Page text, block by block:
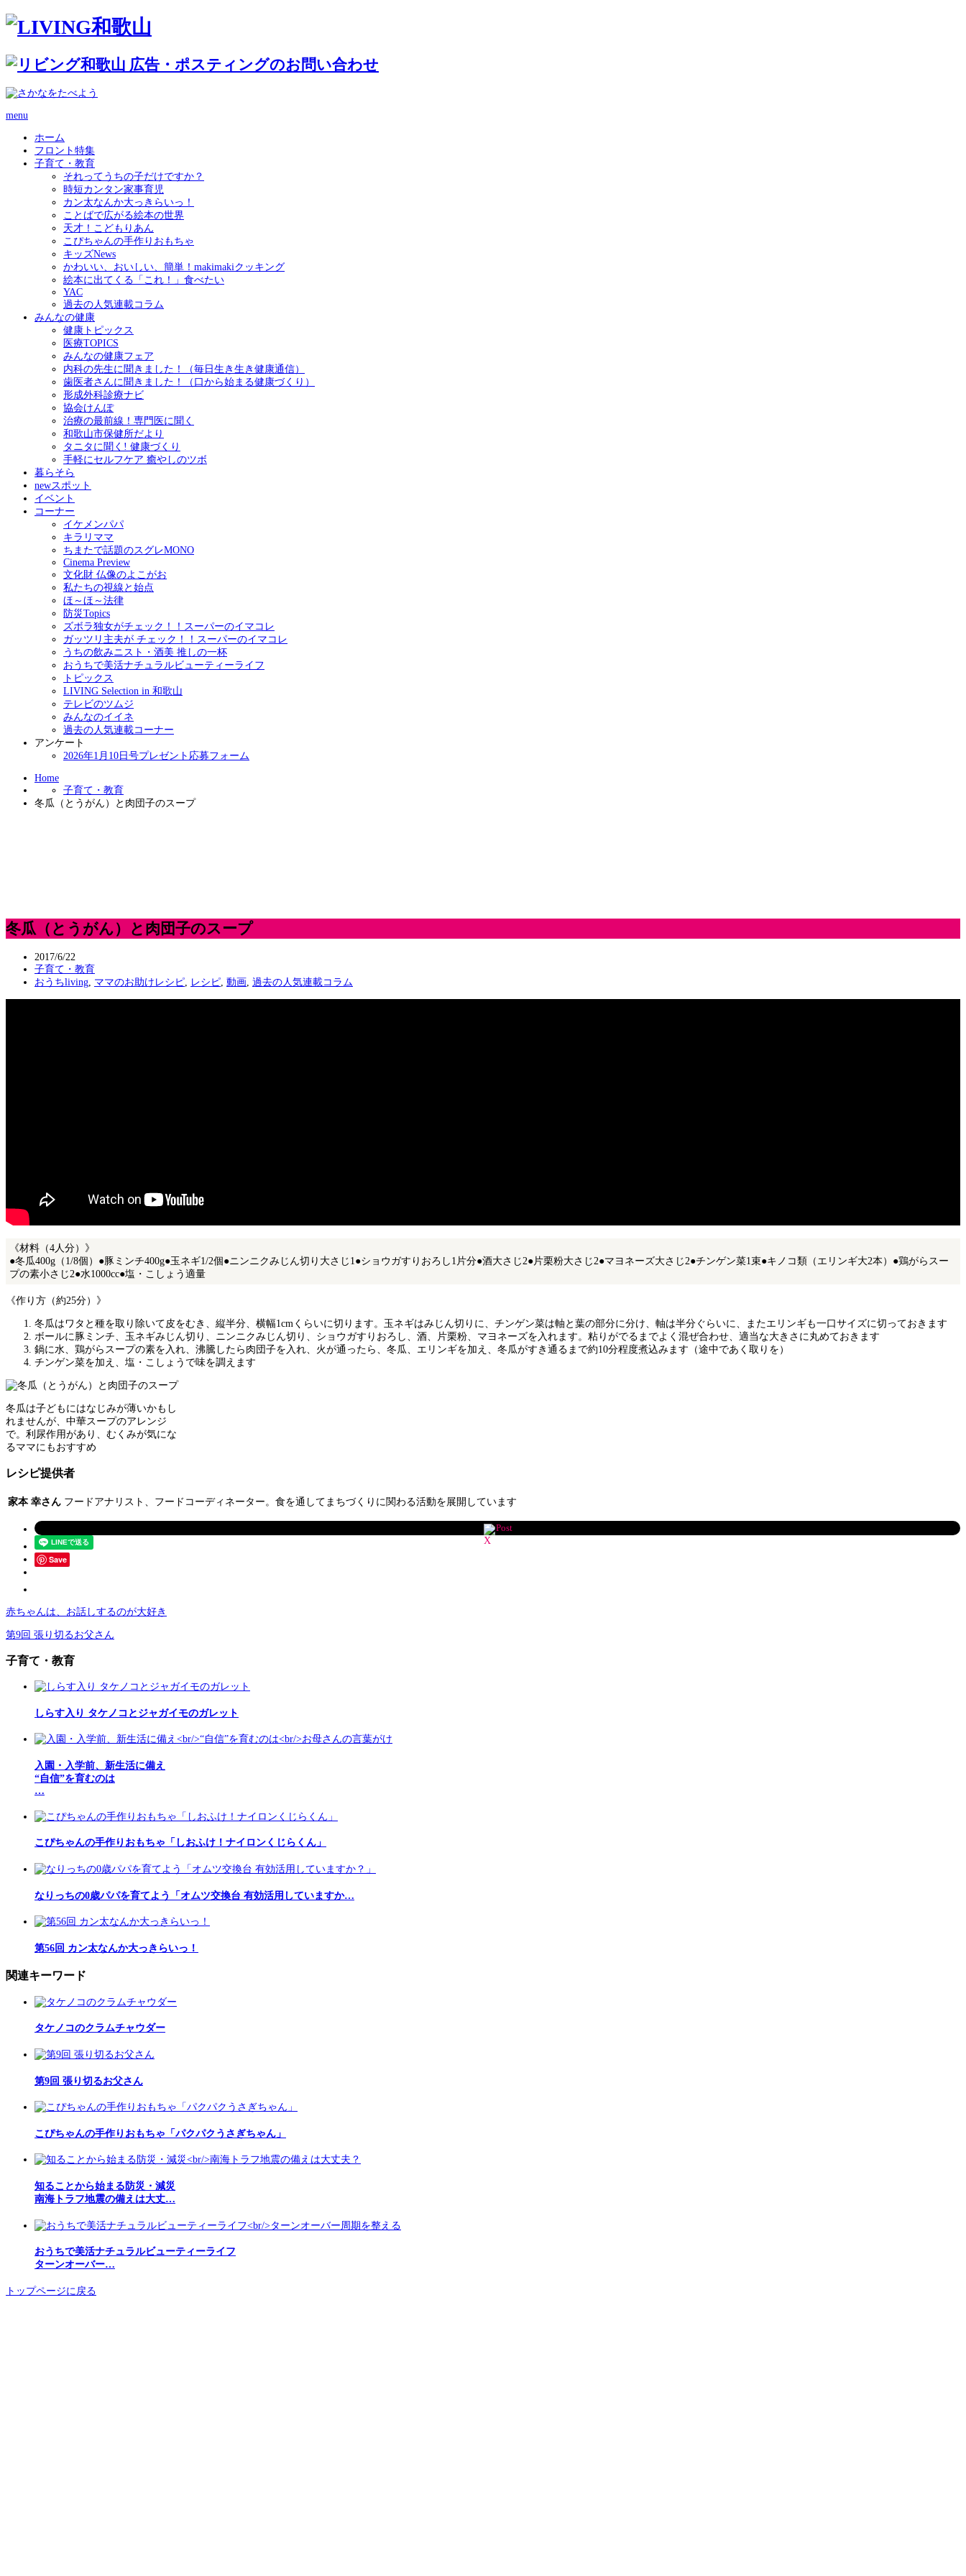
menu
ホーム
フロント特集
子育て・教育
それってうちの子だけですか？
時短カンタン家事育児
カン太なんか大っきらいっ！
ことばで広がる絵本の世界
天才！こどもりあん
こぴちゃんの手作りおもちゃ
キッズNews
かわいい、おいしい、簡単！makimakiクッキング
絵本に出てくる「これ！」食べたい
YAC
過去の人気連載コラム
みんなの健康
健康トピックス
医療TOPICS
みんなの健康フェア
内科の先生に聞きました！（毎日生き生き健康通信）
歯医者さんに聞きました！（口から始まる健康づくり）
形成外科診療ナビ
協会けんぽ
治療の最前線！専門医に聞く
和歌山市保健所だより
タニタに聞く! 健康づくり
手軽にセルフケア 癒やしのツボ
暮らそら
newスポット
イベント
コーナー
イケメンパパ
キラリママ
ちまたで話題のスグレMONO
Cinema Preview
文化財 仏像のよこがお
私たちの視線と始点
ほ～ほ～法律
防災Topics
ズボラ独女がチェック！！スーパーのイマコレ
ガッツリ主夫が チェック！！スーパーのイマコレ
うちの飲みニスト・酒美 推しの一杯
おうちで美活ナチュラルビューティーライフ
トピックス
LIVING Selection in 和歌山
テレビのツムジ
みんなのイイネ
過去の人気連載コーナー
アンケート
2026年1月10日号プレゼント応募フォーム
Home
子育て・教育
冬瓜（とうがん）と肉団子のスープ
冬瓜（とうがん）と肉団子のスープ
2017/6/22
子育て・教育
おうちliving ママのお助けレシピ レシピ 動画 過去の人気連載コラム
《材料（4人分）》
●冬瓜400g（1/8個）●豚ミンチ400g●玉ネギ1/2個●ニンニクみじん切り大さじ1●ショウガすりおろし1片分●酒大さじ2●片栗粉大さじ2●マヨネーズ大さじ2●チンゲン菜1束●キノコ類（エリンギ大2本）●鶏がらスー
プの素小さじ2●水1000cc●塩・こしょう適量
《作り方（約25分）》
冬瓜はワタと種を取り除いて皮をむき、縦半分、横幅1cmくらいに切ります。玉ネギはみじん切りに、チンゲン菜は軸と葉の部分に分け、軸は半分ぐらいに、またエリンギも一口サイズに切っておきます
ボールに豚ミンチ、玉ネギみじん切り、ニンニクみじん切り、ショウガすりおろし、酒、片栗粉、マヨネーズを入れます。粘りがでるまでよく混ぜ合わせ、適当な大きさに丸めておきます
鍋に水、鶏がらスープの素を入れ、沸騰したら肉団子を入れ、火が通ったら、冬瓜、エリンギを加え、冬瓜がすき通るまで約10分程度煮込みます（途中であく取りを）
チンゲン菜を加え、塩・こしょうで味を調えます
冬瓜は子どもにはなじみが薄いかもし
れませんが、中華スープのアレンジ
で。利尿作用があり、むくみが気にな
るママにもおすすめ
レシピ提供者
家本 幸さん フードアナリスト、フードコーディネーター。食を通してまちづくりに関わる活動を展開しています
Post
Save
赤ちゃんは、お話しするのが大好き
第9回 張り切るお父さん
子育て・教育
しらす入り タケノコとジャガイモのガレット
入園・入学前、新生活に備え
“自信”を育むのは
…
こぴちゃんの手作りおもちゃ「しおふけ！ナイロンくじらくん」
なりっちの0歳パパを育てよう「オムツ交換台 有効活用していますか…
第56回 カン太なんか大っきらいっ！
関連キーワード
タケノコのクラムチャウダー
第9回 張り切るお父さん
こぴちゃんの手作りおもちゃ「パクパクうさぎちゃん」
知ることから始まる防災・減災
南海トラフ地震の備えは大丈…
おうちで美活ナチュラルビューティーライフ
ターンオーバー…
トップページに戻る